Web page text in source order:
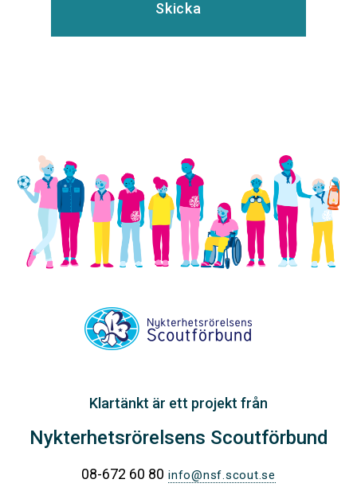
Klartänkt är ett projekt från
Nykterhetsrörelsens Scoutförbund
08-672 60 80 info@nsf.scout.se